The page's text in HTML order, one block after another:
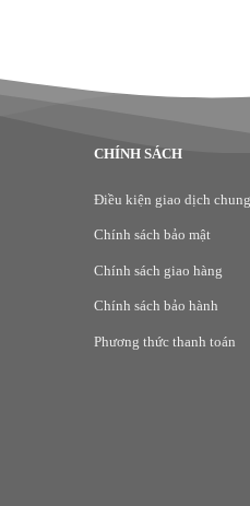
CHÍNH SÁCH
Điều kiện giao dịch chung
Chính sách bảo mật
Chính sách giao hàng
Chính sách bảo hành
Phương thức thanh toán